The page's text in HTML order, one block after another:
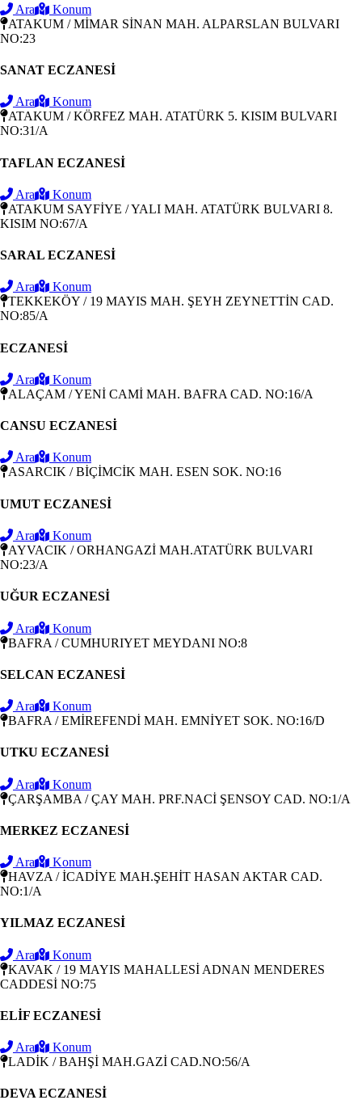
Ara
Konum
ATAKUM / MİMAR SİNAN MAH. ALPARSLAN BULVARI
NO:23
SANAT ECZANESİ
Ara
Konum
ATAKUM / KÖRFEZ MAH. ATATÜRK 5. KISIM BULVARI
NO:31/A
TAFLAN ECZANESİ
Ara
Konum
ATAKUM SAYFİYE / YALI MAH. ATATÜRK BULVARI 8.
KISIM NO:67/A
SARAL ECZANESİ
Ara
Konum
TEKKEKÖY / 19 MAYIS MAH. ŞEYH ZEYNETTİN CAD.
NO:85/A
ECZANESİ
Ara
Konum
ALAÇAM / YENİ CAMİ MAH. BAFRA CAD. NO:16/A
CANSU ECZANESİ
Ara
Konum
ASARCIK / BİÇİMCİK MAH. ESEN SOK. NO:16
UMUT ECZANESİ
Ara
Konum
AYVACIK / ORHANGAZİ MAH.ATATÜRK BULVARI
NO:23/A
UĞUR ECZANESİ
Ara
Konum
BAFRA / CUMHURIYET MEYDANI NO:8
SELCAN ECZANESİ
Ara
Konum
BAFRA / EMİREFENDİ MAH. EMNİYET SOK. NO:16/D
UTKU ECZANESİ
Ara
Konum
ÇARŞAMBA / ÇAY MAH. PRF.NACİ ŞENSOY CAD. NO:1/A
MERKEZ ECZANESİ
Ara
Konum
HAVZA / İCADİYE MAH.ŞEHİT HASAN AKTAR CAD.
NO:1/A
YILMAZ ECZANESİ
Ara
Konum
KAVAK / 19 MAYIS MAHALLESİ ADNAN MENDERES
CADDESİ NO:75
ELİF ECZANESİ
Ara
Konum
LADİK / BAHŞİ MAH.GAZİ CAD.NO:56/A
DEVA ECZANESİ